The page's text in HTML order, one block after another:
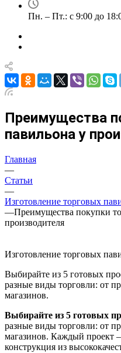
Пн. – Пт.: с 9:00 до
Преимущества
павильона у
Главная
—
Статьи
—
Изготовление торговых
—Преимущества покупки
производителя
Изготовление торговых
Выбирайте из 5 готовых
разные виды торговли: от
магазинов.
Выбирайте из 5 готовых
разные виды торговли: от
магазинов. Каждый проект
конструкция из